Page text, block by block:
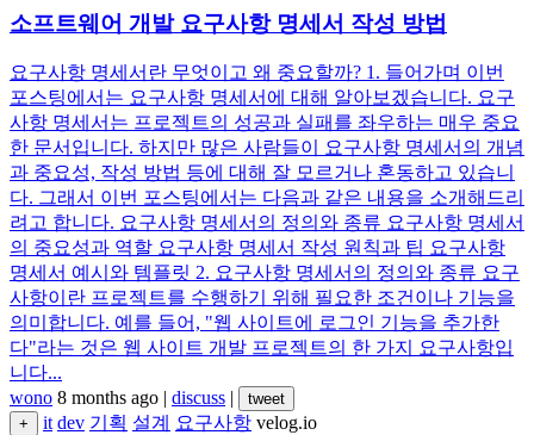
소프트웨어 개발 요구사항 명세서 작성 방법
요구사항 명세서란 무엇이고 왜 중요할까? 1. 들어가며 이번
포스팅에서는 요구사항 명세서에 대해 알아보겠습니다. 요구
사항 명세서는 프로젝트의 성공과 실패를 좌우하는 매우 중요
한 문서입니다. 하지만 많은 사람들이 요구사항 명세서의 개념
과 중요성, 작성 방법 등에 대해 잘 모르거나 혼동하고 있습니
다. 그래서 이번 포스팅에서는 다음과 같은 내용을 소개해드리
려고 합니다. 요구사항 명세서의 정의와 종류 요구사항 명세서
의 중요성과 역할 요구사항 명세서 작성 원칙과 팁 요구사항
명세서 예시와 템플릿 2. 요구사항 명세서의 정의와 종류 요구
사항이란 프로젝트를 수행하기 위해 필요한 조건이나 기능을
의미합니다. 예를 들어, "웹 사이트에 로그인 기능을 추가한
다"라는 것은 웹 사이트 개발 프로젝트의 한 가지 요구사항입
니다...
wono 8 months ago | discuss |
tweet
+
it dev 기획 설계 요구사항 velog.io